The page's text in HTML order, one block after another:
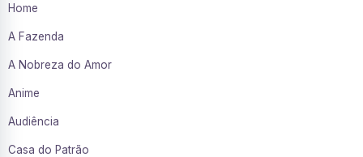
Home
A Fazenda
A Nobreza do Amor
Anime
Audiência
Casa do Patrão